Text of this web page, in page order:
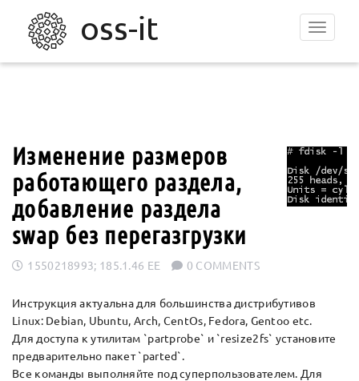
Toggle
Изменение размеров
работающего раздела,
добавление раздела
swap без перегазгрузки
1550218993; 185.1.46 EE 0 COMMENTS
Инструкция актуальна для большинства дистрибутивов
Linux: Debian, Ubuntu, Arch, CentOs, Fedora, Gentoo etc.
Для доступа к утилитам `partprobe` и `resize2fs` установите
предварительно пакет `parted`.
Все команды выполняйте под суперпользователем. Для